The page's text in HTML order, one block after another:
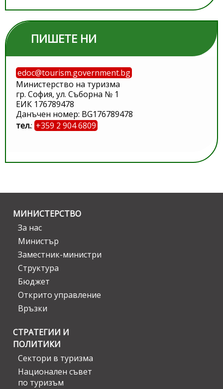
ПИШЕТЕ НИ
edoc@tourism.government.bg
Министерство на туризма
гр. София, ул. Съборна № 1
ЕИК 176789478
Данъчен номер: BG176789478
тел.: +359 2 904 6809
МИНИСТЕРСТВО
За нас
Министър
Заместник-министри
Структура
Бюджет
Открито управление
Връзки
СТРАТЕГИИ И
ПОЛИТИКИ
Сектори в туризма
Национален съвет
по туризъм